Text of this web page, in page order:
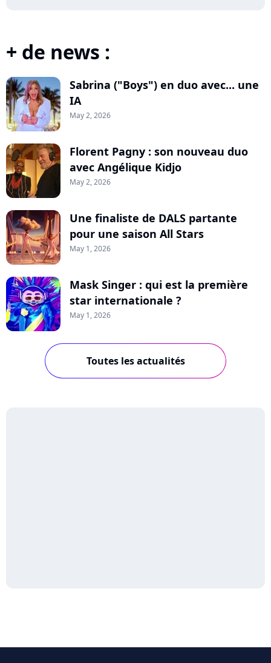
+ de news :
Sabrina ("Boys") en duo avec... une
IA
May 2, 2026
Florent Pagny : son nouveau duo
avec Angélique Kidjo
May 2, 2026
Une finaliste de DALS partante
pour une saison All Stars
May 1, 2026
Mask Singer : qui est la première
star internationale ?
May 1, 2026
Toutes les actualités